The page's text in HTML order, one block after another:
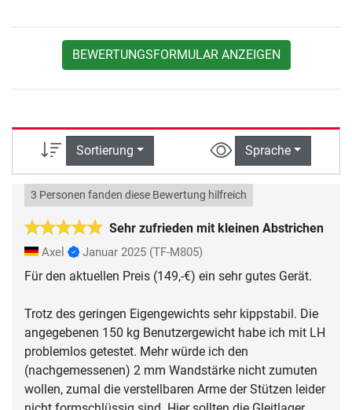
BEWERTUNGSFORMULAR ANZEIGEN
Sortierung Sprache
Sehr zufrieden mit kleinen Abstrichen
3 Personen fanden diese Bewertung hilfreich
Axel Januar 2025 (TF-M805)
Für den aktuellen Preis (149,-€) ein sehr gutes Gerät.
Trotz des geringen Eigengewichts sehr kippstabil. Die
angegebenen 150 kg Benutzergewicht habe ich mit LH
problemlos getestet. Mehr würde ich den
(nachgemessenen) 2 mm Wandstärke nicht zumuten
wollen, zumal die verstellbaren Arme der Stützen leider